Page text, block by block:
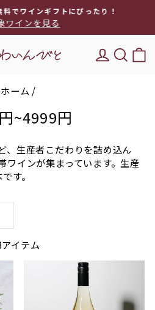
ス
イ
ョ
を
止
でワインギフトにぴったり！
ワインを見る
キー
ホーム /
~4999円
、生産者こだわりを詰め込ん
ワインが集まっています。生産
す。
イテム